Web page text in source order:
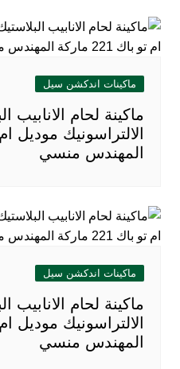
ماكينات اندكشن سيل
ماكينة لحام الانابيب
المهندس منسي
ماكينات اندكشن سيل
ماكينة لحام الانابيب
المهندس منسي